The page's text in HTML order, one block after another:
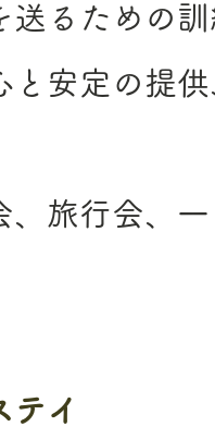
送るための
安定の提
、旅行会、
イ